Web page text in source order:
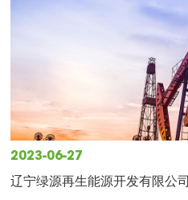
2023-06-27
辽宁绿源再生能源开发有限公司